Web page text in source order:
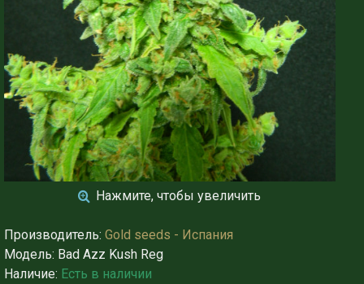
Нажмите, чтобы увеличить
Производитель: Gold seeds - Испания
Модель: Bad Azz Kush Reg
Наличие: Есть в наличии